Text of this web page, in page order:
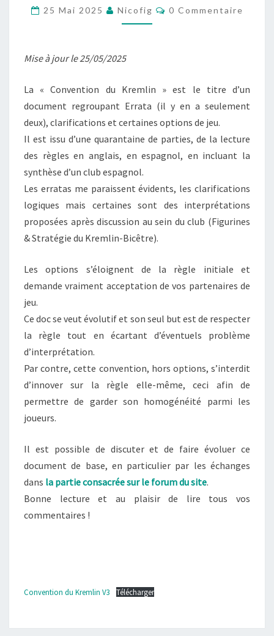
RÈGLES
TERCIOS
BRUNO
GIRAUDON
25 Mai 2025 Nicofig Commentaires
0 Commentaire
Mise à jour le 25/05/2025
La « Convention du Kremlin » est le titre d’un
document regroupant Errata (il y en a seulement
deux), clarifications et certaines options de jeu.
Il est issu d’une quarantaine de parties, de la lecture
des règles en anglais, en espagnol, en incluant la
synthèse d’un club espagnol.
Les erratas me paraissent évidents, les clarifications
logiques mais certaines sont des interprétations
proposées après discussion au sein du club (Figurines
& Stratégie du Kremlin-Bicêtre).
Les options s’éloignent de la règle initiale et
demande vraiment acceptation de vos partenaires de
jeu.
Ce doc se veut évolutif et son seul but est de respecter
la règle tout en écartant d’éventuels problème
d’interprétation.
Par contre, cette convention, hors options, s’interdit
d’innover sur la règle elle-même, ceci afin de
permettre de garder son homogénéité parmi les
joueurs.
Il est possible de discuter et de faire évoluer ce
document de base, en particulier par les échanges
dans la partie consacrée sur le forum du site.
Bonne lecture et au plaisir de lire tous vos
commentaires !
Convention du Kremlin V3 Télécharger